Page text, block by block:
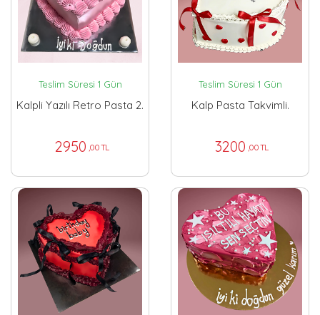
Teslim Süresi 1 Gün
Kalpli Yazılı Retro Pasta 2.
2950 ,00 TL
Teslim Süresi 1 Gün
Kalp Pasta Takvimli.
3200 ,00 TL